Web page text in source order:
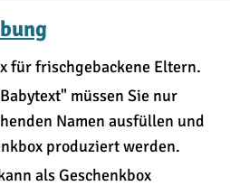
für frischgebackene Eltern.
müssen Sie nur
Namen ausfüllen und
produziert werden.
als Geschenkbox